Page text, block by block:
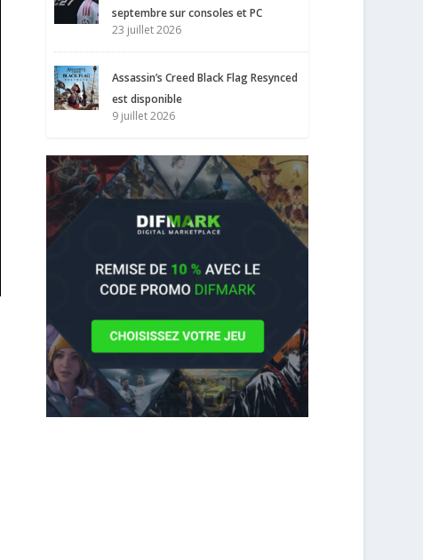
septembre sur consoles et PC
23 juillet 2026
Assassin’s Creed Black Flag Resynced
est disponible
9 juillet 2026